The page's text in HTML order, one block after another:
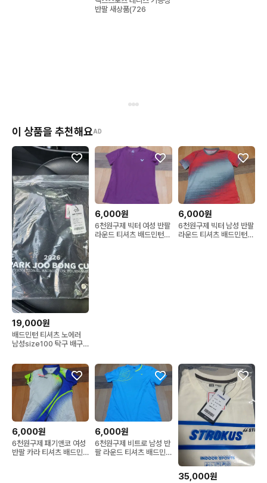
반팔 새상품(726
이 상품을 추천해요AD
19,000원
배드민턴 티셔츠 노에러
남성size100 탁구 배구
6,000원
6천원구제 빅터 여성 반팔
라운드 티셔츠 배드민턴복
6,000원
6천원구제 빅터 남성 반팔
라운드 티셔츠 배드민턴복
6,000원
6천원구제 패기앤코 여성
반팔 카라 티셔츠 배드민
6,000원
6천원구제 비트로 남성 반
팔 라운드 티셔츠 배드민
35,000원